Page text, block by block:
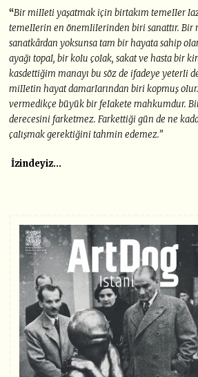
“Bir miIIeti yaşatmak için birtakım temeIIer
temeIIerin en önemIiIerinden biri sanattır. Bir
sanatkârdan yoksunsa tam bir hayata sahip
ayağı topaI, bir koIu çoIak, sakat ve hasta bir
kasdettiğim manayı bu söz de ifadeye yeterIi
miIIetin hayat damarIarından biri kopmuş
vermedikçe büyük bir feIakete mahkumdur.
derecesini farketmez. Farkettiği gün de ne
çaIışmak gerektiğini tahmin edemez.”
İzindeyiz…